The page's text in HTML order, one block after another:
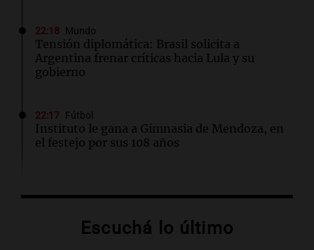
22:18 Mundo
Tensión diplomática: Brasil solicita a
Argentina frenar críticas hacia Lula y su
gobierno
22:17 Fútbol
Instituto le gana a Gimnasia de Mendoza, en
el festejo por sus 108 años
Quiniela turista: conocé los números
Escuchá lo último